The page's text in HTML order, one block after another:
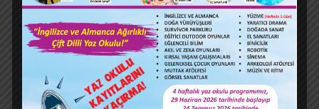
Yorum